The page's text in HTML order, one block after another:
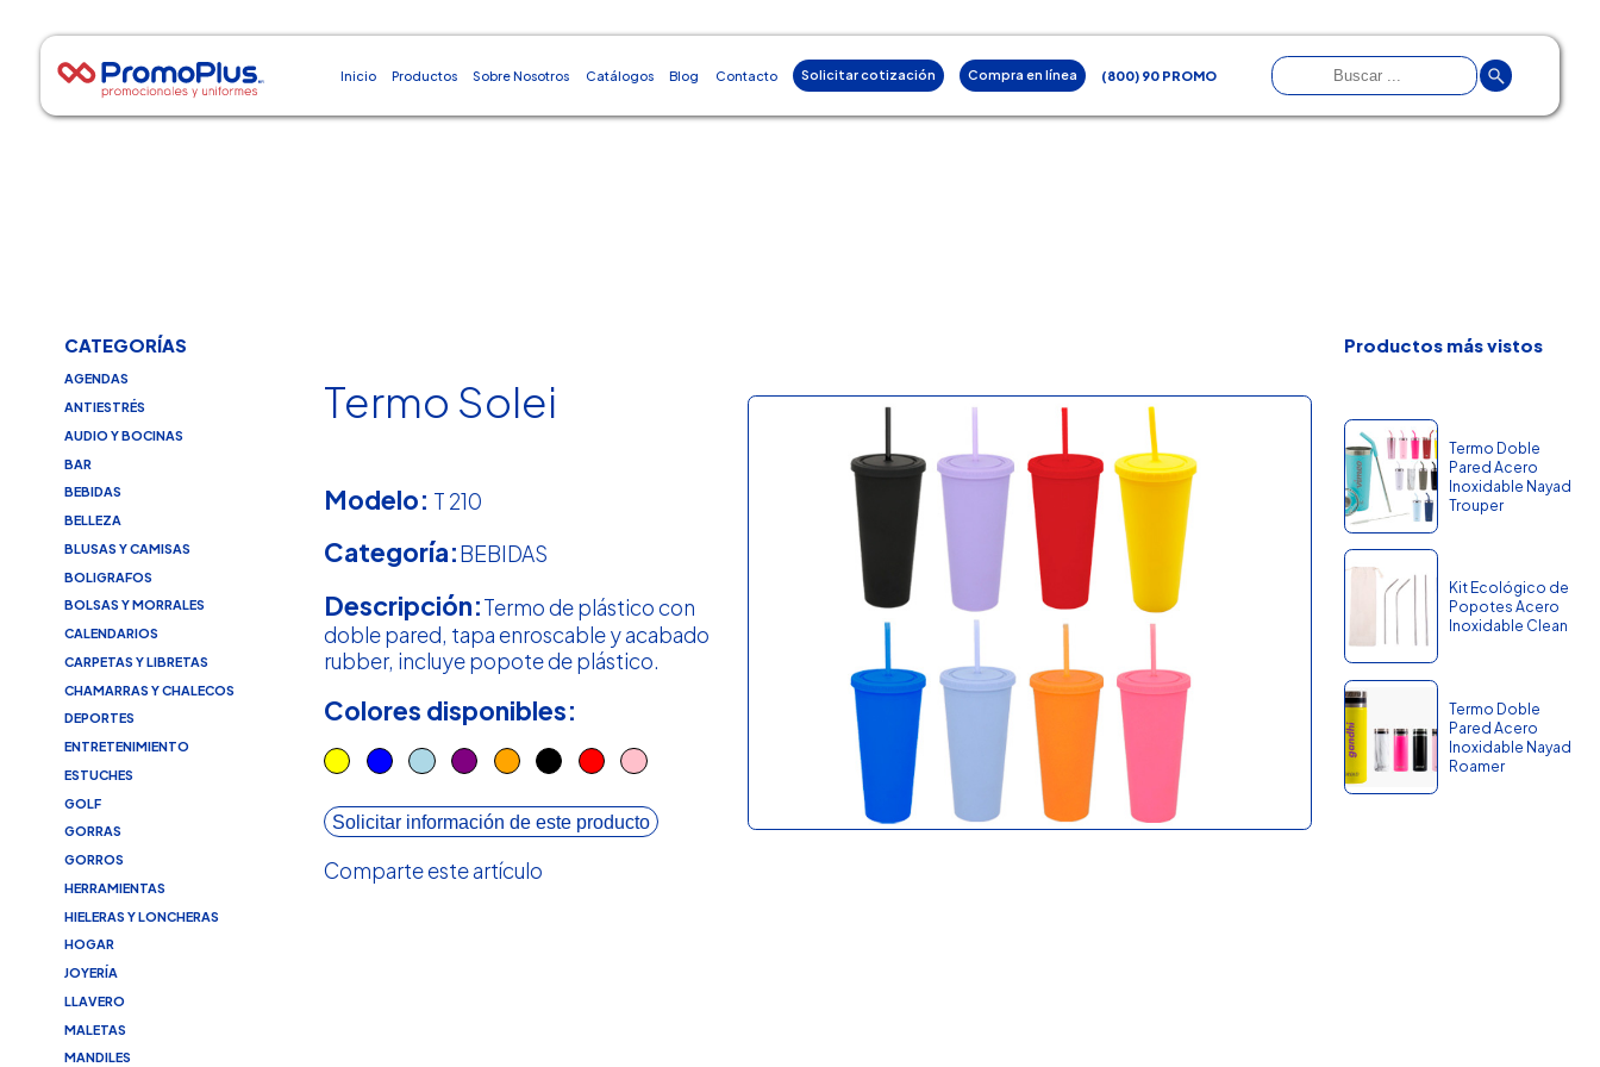
Inicio Productos Sobre Nosotros Catálogos Blog Contacto Solicitar cotización Compra en línea (800) 90 PROMO
CATEGORÍAS
AGENDAS
ANTIESTRÉS
AUDIO Y BOCINAS
BAR
BEBIDAS
BELLEZA
BLUSAS Y CAMISAS
BOLIGRAFOS
BOLSAS Y MORRALES
CALENDARIOS
CARPETAS Y LIBRETAS
CHAMARRAS Y CHALECOS
DEPORTES
ENTRETENIMIENTO
ESTUCHES
GOLF
GORRAS
GORROS
HERRAMIENTAS
HIELERAS Y LONCHERAS
HOGAR
JOYERÍA
LLAVERO
MALETAS
MANDILES
Termo Solei
Modelo: T 210
Categoría:BEBIDAS
Descripción:Termo de plástico con
doble pared, tapa enroscable y acabado
rubber, incluye popote de plástico.
Colores disponibles:
Solicitar información de este producto
Comparte este artículo
Productos más vistos
Termo Doble
Pared Acero
Inoxidable Nayad
Trouper
Kit Ecológico de
Popotes Acero
Inoxidable Clean
Termo Doble
Pared Acero
Inoxidable Nayad
Roamer